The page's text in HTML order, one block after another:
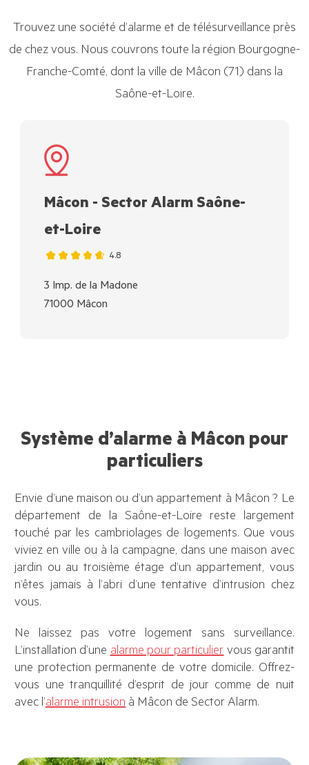
Trouvez une société d’alarme et de télésurveillance près
de chez vous. Nous couvrons toute la région Bourgogne-
Franche-Comté, dont la ville de Mâcon (71) dans la
Saône-et-Loire.
Mâcon - Sector Alarm Saône-
et-Loire
4.8
3 Imp. de la Madone
71000 Mâcon
Système d’alarme à Mâcon pour
particuliers
Envie d’une maison ou d’un appartement à Mâcon ? Le
département de la Saône-et-Loire reste largement
touché par les cambriolages de logements. Que vous
viviez en ville ou à la campagne, dans une maison avec
jardin ou au troisième étage d’un appartement, vous
n’êtes jamais à l’abri d’une tentative d’intrusion chez
vous.
Ne laissez pas votre logement sans surveillance.
L’installation d’unealarme pour particuliervous garantit
une protection permanente de votre domicile. Offrez-
vous une tranquillité d’esprit de jour comme de nuit
avec l’alarme intrusionà Mâcon de Sector Alarm.